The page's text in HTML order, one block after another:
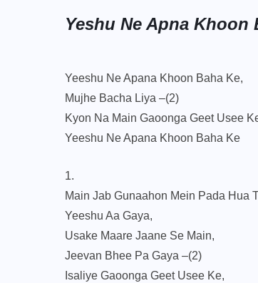
Yeshu Ne Apna
Yeeshu Ne Apana Khoon Baha Ke,
Mujhe Bacha Liya –(2)
Kyon Na Main Gaoonga Geet Usee
Yeeshu Ne Apana Khoon Baha Ke
1.
Main Jab Gunaahon Mein Pada Hua
Yeeshu Aa Gaya,
Usake Maare Jaane Se Main,
Jeevan Bhee Pa Gaya –(2)
Isaliye Gaoonga Geet Usee Ke,